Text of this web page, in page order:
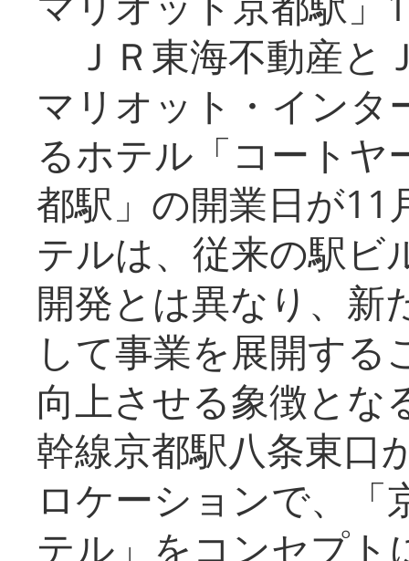
ＪＲ東海不動産と
マリオット・インタ
るホテル「コートヤ
都駅」の開業日が11
テルは、従来の駅ビ
開発とは異なり、新
して事業を展開する
向上させる象徴とな
幹線京都駅八条東口
ロケーションで、「
テル」をコンセプト